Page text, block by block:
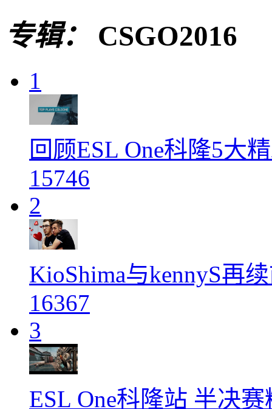
专辑： CSGO2016
1
回顾ESL One科隆5大
15746
2
KioShima与kennyS再
16367
3
ESL One科隆站 半决